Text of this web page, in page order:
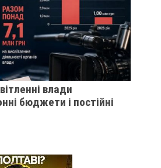
влади
бюджети і постійні